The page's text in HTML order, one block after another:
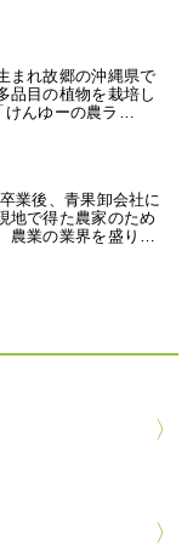
まれ故郷の沖縄県で
品目の植物を栽培し
けんゆーの農ラ…
業後、青果卸会社に
地で得た農家のため
農業の業界を盛り…